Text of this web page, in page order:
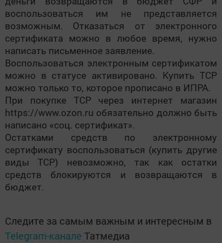
воспользоваться им не представляется
возможным. Отказаться от электронного
сертификата можно в любое время, нужно
написать письменное заявление.
Воспользоваться электронным сертификатом
можно в статусе активировано. Купить ТСР
можно только то, которое прописано в ИПРА.
При покупке ТСР через интернет магазин
https://www.ozon.ru обязательно должно быть
написано «соц. сертификат».
Остатками средств по электронному
сертификату воспользоваться (купить другие
виды ТСР) невозможно, так как остатки
средств блокируются и возвращаются в
бюджет.
Следите за самым важным и интересным в
Telegram-канале Татмедиа